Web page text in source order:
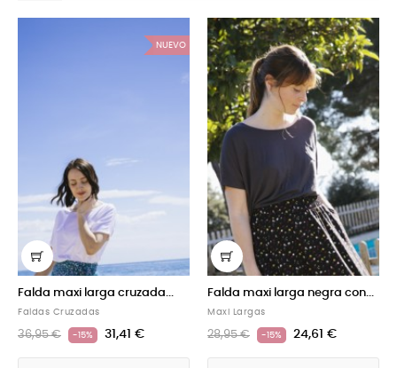
cruzada...
31,41 €
Falda maxi larga negra con...
28,95 € 24,61 €
Falda maxi larga
28,95 €